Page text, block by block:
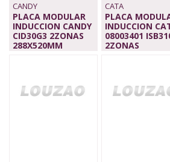
CANDY
PLACA MODULAR
INDUCCION CANDY
CID30G3 2ZONAS
288X520MM
CATA
PLACA
INDUCCION
08003401
2ZONAS